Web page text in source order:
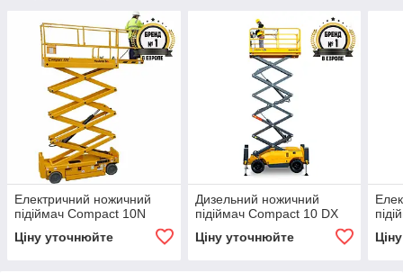
Електричний ножичний
підіймач Compact 10N
Ціну уточнюйте
Дизельний ножичний
підіймач Compact 10 DX
Ціну уточнюйте